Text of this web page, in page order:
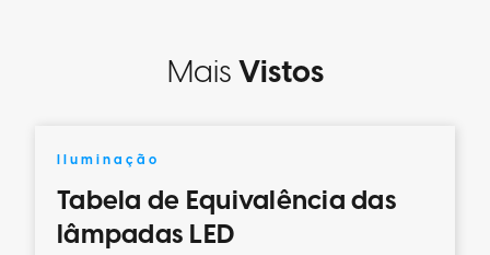
MaisVistos
Iluminação
Tabela de Equivalência das
lâmpadas LED